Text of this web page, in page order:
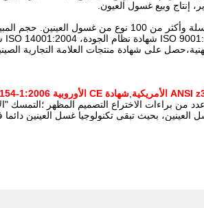
إنتاج وبيع غسول العيون.
منذ عام 2006 وحتى الآن، قمنا بتطوير وإنتاج 11 سلسلة
المهنية،حصل على شهادة منتجات العلامة التجارية
شهادة CE الأوروبية EN15154-1:2006
بحيث تبقى تكنولوجيا غسل العينين دائما